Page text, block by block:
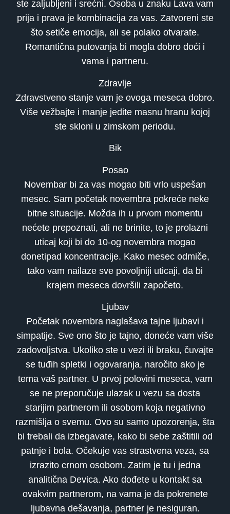
ste zaljubljeni i srećni. Osoba u znaku Lava vam
prija i prava je kombinacija za vas. Zatvoreni ste
što setiče emocija, ali se polako otvarate.
Romantična putovanja bi mogla dobro doći i
vama i partneru.
Zdravlje
Zdravstveno stanje vam je ovoga meseca dobro.
Više vežbajte i manje jedite masnu hranu kojoj
ste skloni u zimskom periodu.
Bik
Posao
Novembar bi za vas mogao biti vrlo uspešan
mesec. Sam početak novembra pokreće neke
bitne situacije. Možda ih u prvom momentu
nećete prepoznati, ali ne brinite, to je prolazni
uticaj koji bi do 10-og novembra mogao
donetipad koncentracije. Kako mesec odmiče,
tako vam nailaze sve povoljniji uticaji, da bi
krajem meseca dovršili započeto.
Ljubav
Početak novembra naglašava tajne ljubavi i
simpatije. Sve ono što je tajno, doneće vam više
zadovoljstva. Ukoliko ste u vezi ili braku, čuvajte
se tuđih spletki i ogovaranja, naročito ako je
tema vaš partner. U prvoj polovini meseca, vam
se ne preporučuje ulazak u vezu sa dosta
starijim partnerom ili osobom koja negativno
razmišlja o svemu. Ovo su samo upozorenja, šta
bi trebali da izbegavate, kako bi sebe zaštitili od
patnje i bola. Očekuje vas strastvena veza, sa
izrazito crnom osobom. Zatim je tu i jedna
analitična Devica. Ako dođete u kontakt sa
ovakvim partnerom, na vama je da pokrenete
ljubavna dešavanja, partner je nesiguran.